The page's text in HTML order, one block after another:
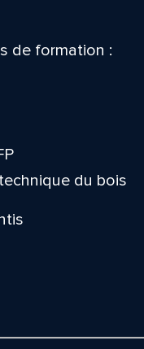
de formation :
du bois